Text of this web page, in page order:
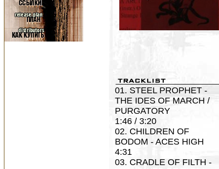
01. STEEL PROPHET -
THE IDES OF MARCH /
PURGATORY
1:46 / 3:20
02. CHILDREN OF
BODOM - ACES HIGH
4:31
03. CRADLE OF FILTH -